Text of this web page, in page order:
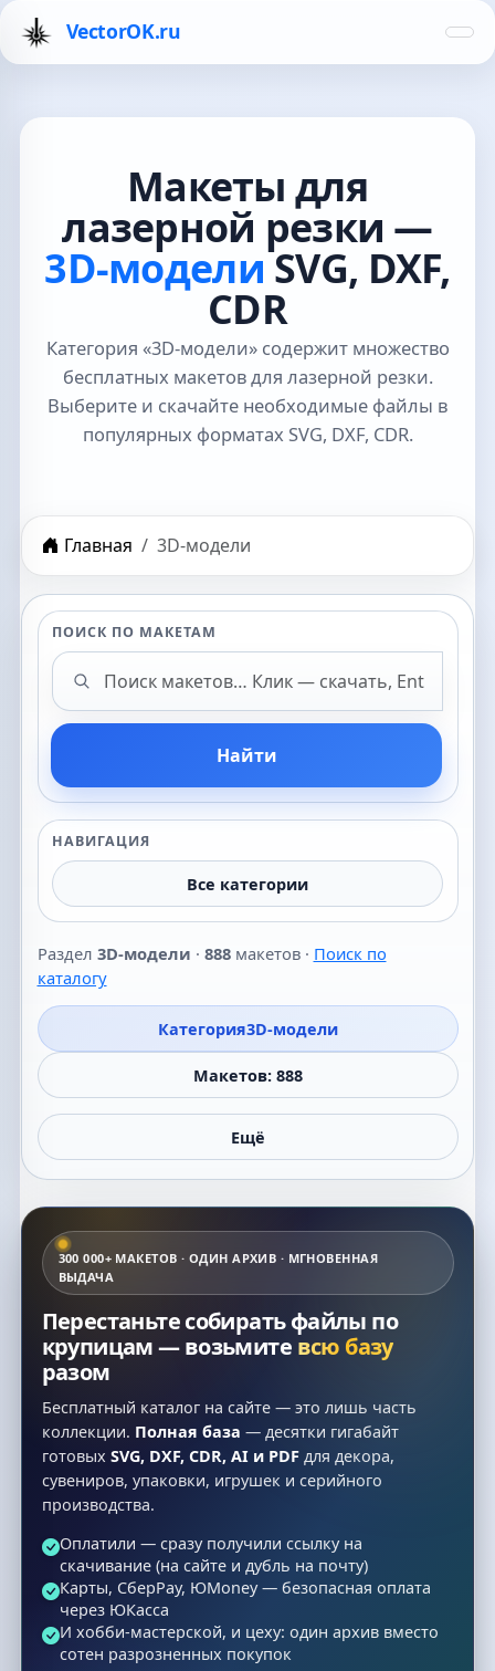
VectorOK.ru
Макеты для
лазерной резки —
3D-моделиSVG, DXF,
CDR
Категория «3D-модели» содержит множество
бесплатных макетов для лазерной резки.
Выберите и скачайте необходимые файлы в
популярных форматах SVG, DXF, CDR.
Главная 3D-модели
ПОИСК ПО МАКЕТАМ
Поиск макетов
Найти
НАВИГАЦИЯ
Все категории
Раздел 3D-модели · 888макетов · Поиск по
каталогу
Категория3D-модели
Макетов: 888
Ещё
300 000+ МАКЕТОВ · ОДИН АРХИВ · МГНОВЕННАЯ
ВЫДАЧА
Перестаньте собирать файлы по
крупицам — возьмите всю базу
разом
Бесплатный каталог на сайте — это лишь часть
коллекции. Полная база — десятки гигабайт
готовых SVG, DXF, CDR, AI и PDFдля декора,
сувениров, упаковки, игрушек и серийного
производства.
Оплатили — сразу получили ссылку на
скачивание (на сайте и дубль на почту)
Карты, СберPay, ЮMoney — безопасная оплата
через ЮКасса
И хобби-мастерской, и цеху: один архив вместо
сотен разрозненных покупок